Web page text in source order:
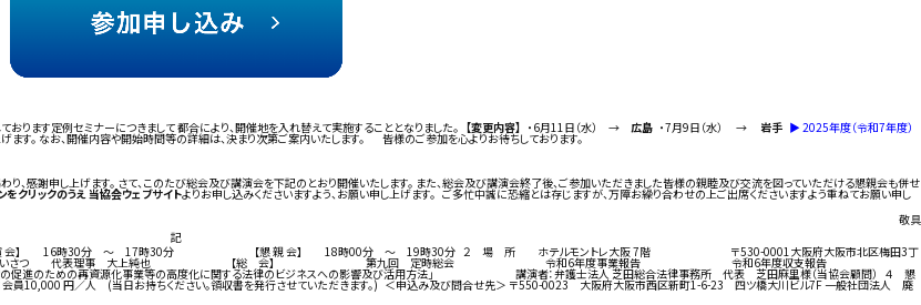
ます定例セミナーにつきまして 都合により、開催地を入れ替えて実施することとなりました。 【変更内容】 ・6月11日（水） → 広島 ・7月9日（水） → 岩手 ▶︎ 2025年度（令和7年度）
。 なお、開催内容や開始時間等の詳細は、決まり次第ご案内いたします。 皆様のご参加を心よりお待ちしております。
感謝申し上げます。 さて、このたび総会及び講演会を下記のとおり開催いたします。 また、総会及び講演会終了後、ご参加いただきました皆様の親睦及び交流を図っていただける懇親会も併せ
をクリックのうえ 当協会ウェブサイトよりお申し込みくださいますよう、お願い申し上げます。 ご多忙中誠に恐縮とは存じますが、万障お繰り合わせの上ご出席くださいますよう重ねてお願い申し
敬具
記
時30分 ～ 17時30分 【懇 親 会】 18時00分 ～ 19時30分 ２ 場 所 ホテルモントレ大阪 7階 〒530-0001大阪府大阪市北区梅田3丁
めに】 ごあいさつ 代表理事 大上純也 【総 会】 第九回 定時総会 令和6年度事業報告 令和6年度収支報告
業等の高度化に関する法律のビジネスへの影響及び活用方法」 講演者：弁護士法人 芝田総合法律事務所 代表 芝田麻里様（当協会顧問） ４ 懇
当日お持ちください。領収書を発行させていただきます。) ＜申込み及び問合せ先＞ 〒550-0023 大阪府大阪市西区新町1-6-23 四ツ橋大川ビル7F 一般社団法人 廃